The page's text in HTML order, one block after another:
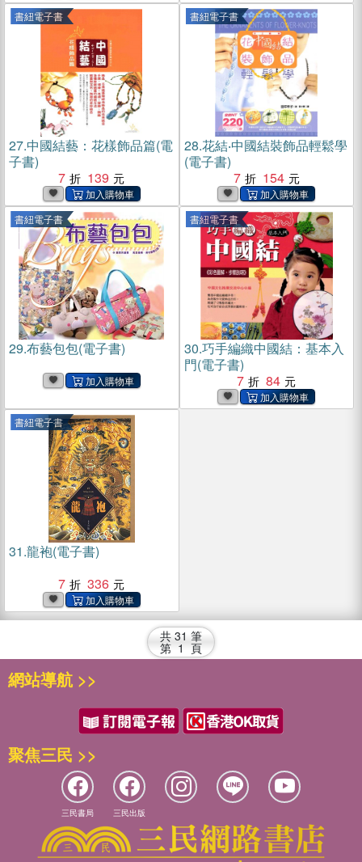
書紐電子書
27.中國結藝：花樣飾品篇(電
子書)
7
139
書紐電子書
28.花結‧中國結裝飾品輕鬆學
(電子書)
7
154
書紐電子書
29.布藝包包(電子書)
書紐電子書
30.巧手編織中國結：基本入
門(電子書)
7
84
書紐電子書
31.龍袍(電子書)
7
336
共 31 筆
第 1 頁
網站導航 >>
聚焦三民 >>
三民書局 三民出版